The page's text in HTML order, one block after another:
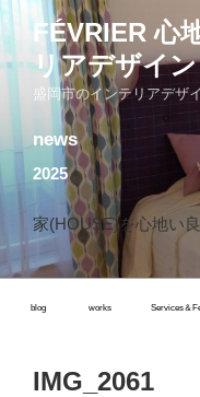
コ
ン
テ
プ
FÉVRIER 心
リアデザイン
盛岡市のインテリアデザ
news
2025
家(HOUSE)を心地い
blog works Services＆
IMG_2061